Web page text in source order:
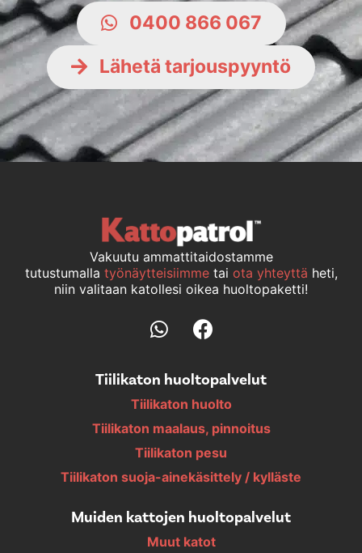
0400 866 067
Lähetä tarjouspyyntö
Vakuutu ammattitaidostamme
tutustumalla työnäytteisiimme tai ota yhteyttä heti,
niin valitaan katollesi oikea huoltopaketti!
Tiilikaton huoltopalvelut
Tiilikaton huolto
Tiilikaton maalaus, pinnoitus
Tiilikaton pesu
Tiilikaton suoja-ainekäsittely / kylläste
Muiden kattojen huoltopalvelut
Muut katot